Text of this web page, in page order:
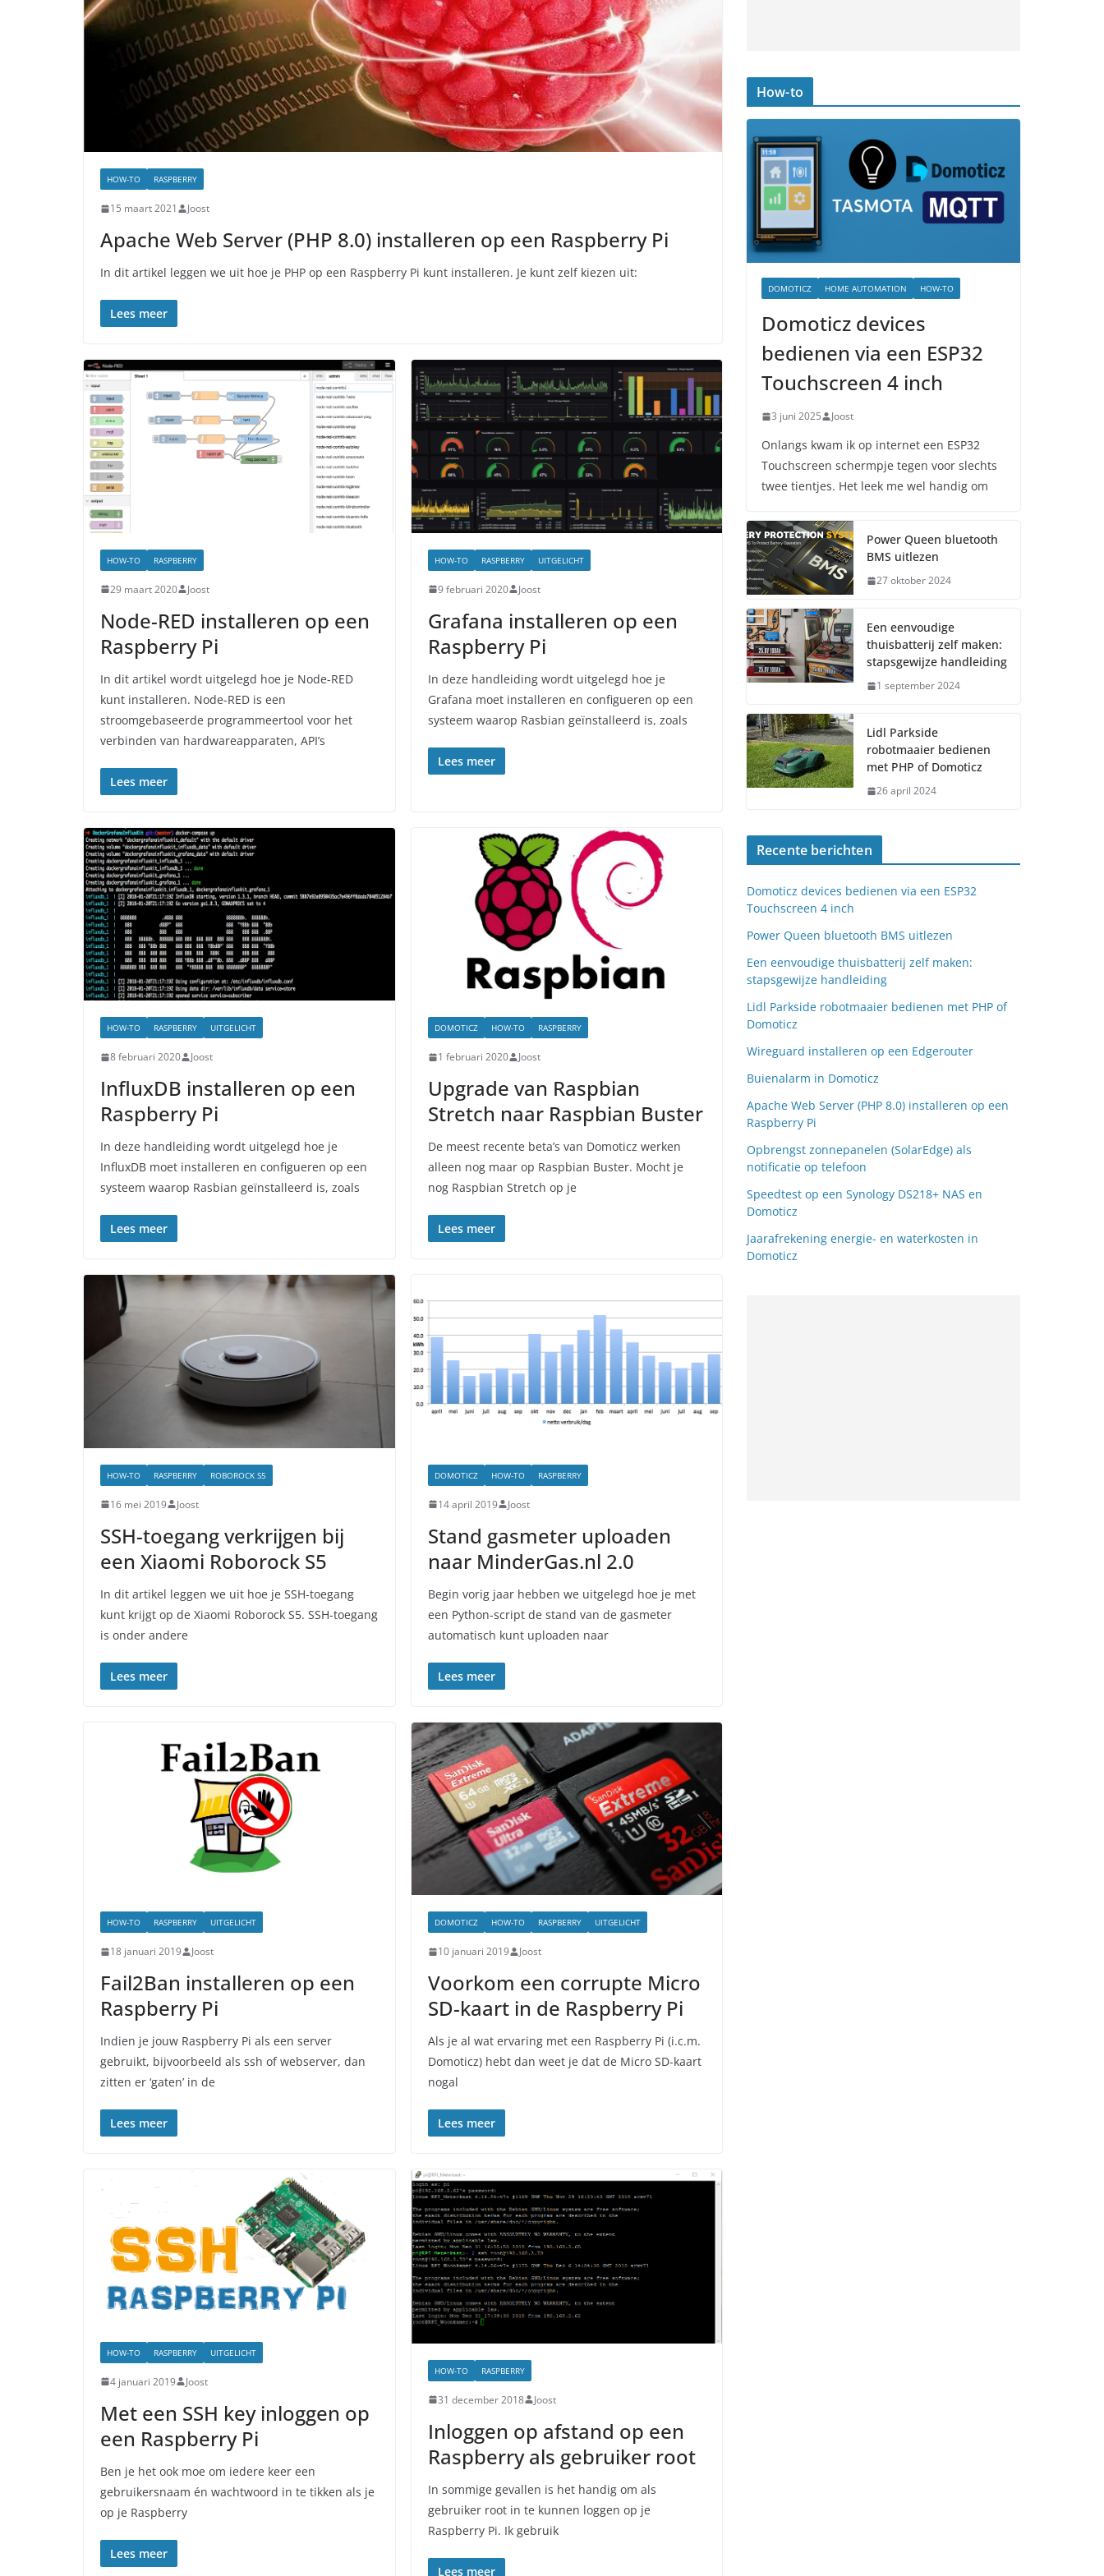
HOW-TO RASPBERRY
15 maart 2021 Joost
Apache Web Server (PHP 8.0) installeren op een Raspberry Pi
In dit artikel leggen we uit hoe je PHP op een Raspberry Pi kunt installeren. Je kunt zelf kiezen uit:
Lees meer
HOW-TO RASPBERRY
29 maart 2020 Joost
Node-RED installeren op een
Raspberry Pi
In dit artikel wordt uitgelegd hoe je Node-RED
kunt installeren. Node-RED is een
stroomgebaseerde programmeertool voor het
verbinden van hardwareapparaten, API’s
Lees meer
HOW-TO RASPBERRY UITGELICHT
9 februari 2020 Joost
Grafana installeren op een
Raspberry Pi
In deze handleiding wordt uitgelegd hoe je
Grafana moet installeren en configueren op een
systeem waarop Rasbian geïnstalleerd is, zoals
Lees meer
HOW-TO RASPBERRY UITGELICHT
8 februari 2020 Joost
InfluxDB installeren op een
Raspberry Pi
In deze handleiding wordt uitgelegd hoe je
InfluxDB moet installeren en configueren op een
systeem waarop Rasbian geïnstalleerd is, zoals
Lees meer
DOMOTICZ HOW-TO RASPBERRY
1 februari 2020 Joost
Upgrade van Raspbian
Stretch naar Raspbian Buster
De meest recente beta’s van Domoticz werken
alleen nog maar op Raspbian Buster. Mocht je
nog Raspbian Stretch op je
Lees meer
HOW-TO RASPBERRY ROBOROCK S5
16 mei 2019 Joost
SSH-toegang verkrijgen bij
een Xiaomi Roborock S5
In dit artikel leggen we uit hoe je SSH-toegang
kunt krijgt op de Xiaomi Roborock S5. SSH-toegang
is onder andere
Lees meer
DOMOTICZ HOW-TO RASPBERRY
14 april 2019 Joost
Stand gasmeter uploaden
naar MinderGas.nl 2.0
Begin vorig jaar hebben we uitgelegd hoe je met
een Python-script de stand van de gasmeter
automatisch kunt uploaden naar
Lees meer
HOW-TO RASPBERRY UITGELICHT
18 januari 2019 Joost
Fail2Ban installeren op een
Raspberry Pi
Indien je jouw Raspberry Pi als een server
gebruikt, bijvoorbeeld als ssh of webserver, dan
zitten er ‘gaten’ in de
Lees meer
DOMOTICZ HOW-TO RASPBERRY UITGELICHT
10 januari 2019 Joost
Voorkom een corrupte Micro
SD-kaart in de Raspberry Pi
Als je al wat ervaring met een Raspberry Pi (i.c.m.
Domoticz) hebt dan weet je dat de Micro SD-kaart
nogal
Lees meer
HOW-TO RASPBERRY UITGELICHT
4 januari 2019 Joost
Met een SSH key inloggen op
een Raspberry Pi
Ben je het ook moe om iedere keer een
gebruikersnaam én wachtwoord in te tikken als je
op je Raspberry
Lees meer
HOW-TO RASPBERRY
31 december 2018 Joost
Inloggen op afstand op een
Raspberry als gebruiker root
In sommige gevallen is het handig om als
gebruiker root in te kunnen loggen op je
Raspberry Pi. Ik gebruik
Lees meer
How-to
DOMOTICZ HOME AUTOMATION HOW-TO
Domoticz devices
bedienen via een ESP32
Touchscreen 4 inch
3 juni 2025 Joost
Onlangs kwam ik op internet een ESP32
Touchscreen schermpje tegen voor slechts
twee tientjes. Het leek me wel handig om
Power Queen bluetooth
BMS uitlezen
27 oktober 2024
Een eenvoudige
thuisbatterij zelf maken:
stapsgewijze handleiding
1 september 2024
Lidl Parkside
robotmaaier bedienen
met PHP of Domoticz
26 april 2024
Recente berichten
Domoticz devices bedienen via een ESP32
Touchscreen 4 inch
Power Queen bluetooth BMS uitlezen
Een eenvoudige thuisbatterij zelf maken:
stapsgewijze handleiding
Lidl Parkside robotmaaier bedienen met PHP of
Domoticz
Wireguard installeren op een Edgerouter
Buienalarm in Domoticz
Apache Web Server (PHP 8.0) installeren op een
Raspberry Pi
Opbrengst zonnepanelen (SolarEdge) als
notificatie op telefoon
Speedtest op een Synology DS218+ NAS en
Domoticz
Jaarafrekening energie- en waterkosten in
Domoticz